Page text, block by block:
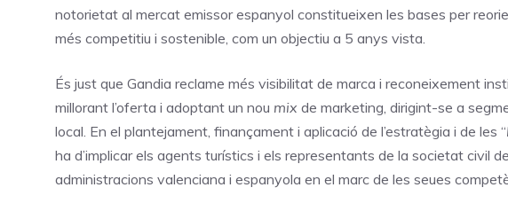
notorietat al mercat emissor espanyol constitueixen les bases per
més competitiu i sostenible, com un objectiu a 5 anys vista.
És just que Gandia reclame més visibilitat de marca i reconeixement
millorant l’oferta i adoptant un nou mix de marketing, dirigint-se a
local. En el plantejament, finançament i aplicació de l’estratègia i de les “
ha d’implicar els agents turístics i els representants de la societat civil
administracions valenciana i espanyola en el marc de les seues